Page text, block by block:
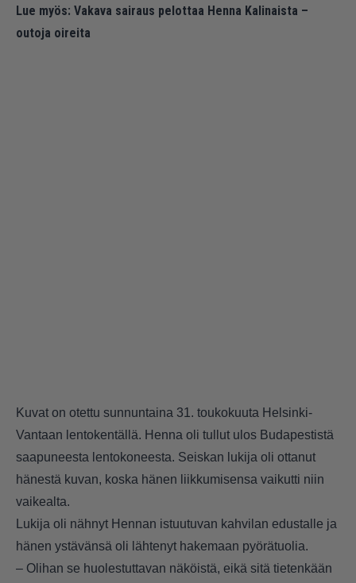
Lue myös: Vakava sairaus pelottaa Henna Kalinaista –
outoja oireita
Kuvat on otettu sunnuntaina 31. toukokuuta Helsinki-
Vantaan lentokentällä. Henna oli tullut ulos Budapestistä
saapuneesta lentokoneesta. Seiskan lukija oli ottanut
hänestä kuvan, koska hänen liikkumisensa vaikutti niin
vaikealta.
Lukija oli nähnyt Hennan istuutuvan kahvilan edustalle ja
hänen ystävänsä oli lähtenyt hakemaan pyörätuolia.
– Olihan se huolestuttavan näköistä, eikä sitä tietenkään